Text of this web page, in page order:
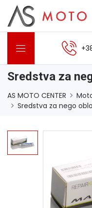
Sredstva za
AS MOTO CENTER
Sredstva za nego